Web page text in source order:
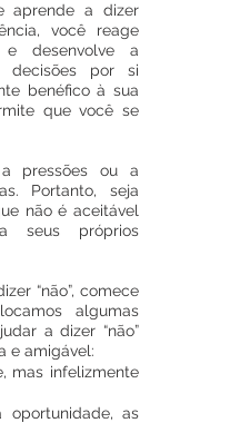
aprende a dizer
você reage
desenvolve a
decisões por si
benéfico à sua
que você se
pressões ou a
Portanto, seja
não é aceitável
seus próprios
“não”, comece
algumas
a dizer “não”
e amigável:
mas infelizmente
oportunidade, as